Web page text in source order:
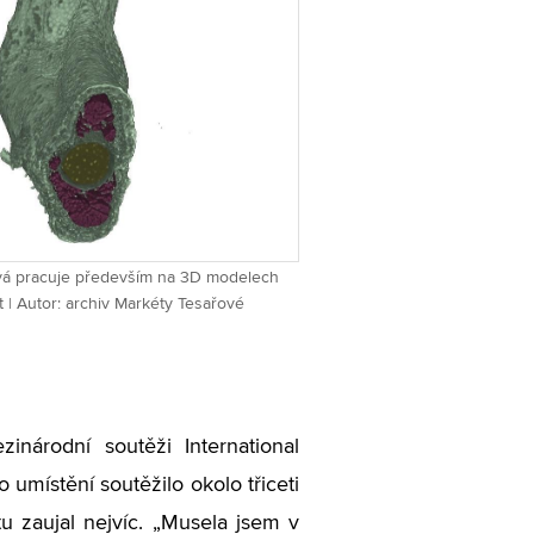
pracuje především na 3D modelech
| Autor: archiv Markéty Tesařové
soutěži International
umístění soutěžilo okolo třiceti
zaujal nejvíc. „Musela jsem v